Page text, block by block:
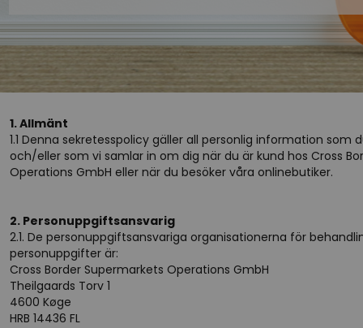
1. Allmänt
1.1 Denna sekretesspolicy gäller all personlig information som
och/eller som vi samlar in om dig när du är kund hos Cross
Operations GmbH eller när du besöker våra onlinebutiker.
2. Personuppgiftsansvarig
2.1. De personuppgiftsansvariga organisationerna för
personuppgifter är:
Cross Border Supermarkets Operations GmbH
Theilgaards Torv 1
4600 Køge
HRB 14436 FL